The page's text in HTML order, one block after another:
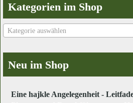
Kategorien im Shop
Kategorie auswählen
Neu im Shop
Eine hajkle Angelegenheit -